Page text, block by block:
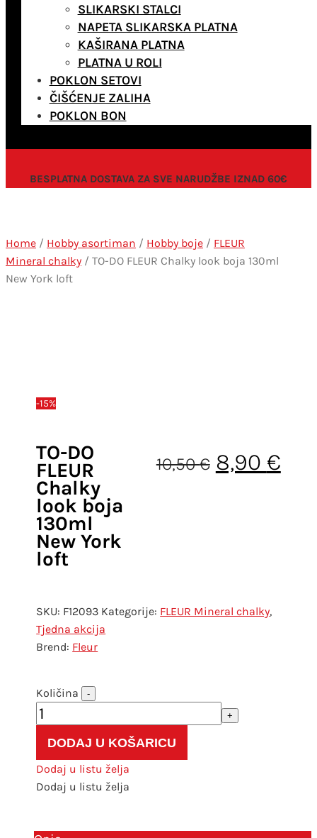
SLIKARSKI STALCI
NAPETA SLIKARSKA PLATNA
KAŠIRANA PLATNA
PLATNA U ROLI
POKLON SETOVI
ČIŠĆENJE ZALIHA
POKLON BON
BESPLATNA DOSTAVA ZA SVE NARUDŽBE IZNAD 60€
Home / Hobby asortiman / Hobby boje / FLEUR
Mineral chalky / TO-DO FLEUR Chalky look boja 130ml
New York loft
-15%
TO-DO
FLEUR
Chalky
look boja
130ml
New York
loft
10,50€ Izvorna
8,90 €
SKU: F12093 Kategorije: FLEUR Mineral chalky,
Tjedna akcija
Fleur
TO-
FLEUR
Chalky
look
boja
York
-
+
DODAJ U KOŠARICU
Dodaj u listu želja
Dodaj u listu želja